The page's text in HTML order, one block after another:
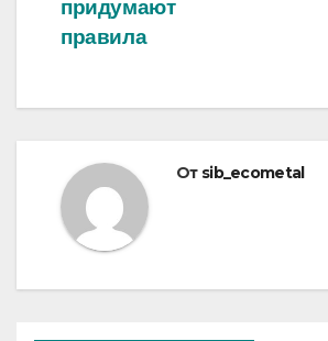
придумают
правила
От sib_ecometal